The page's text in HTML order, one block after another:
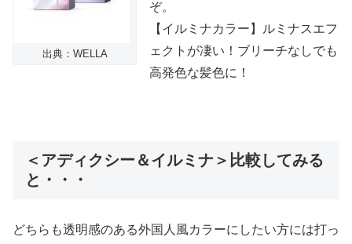
出典：WELLA
ぞ。
【イルミナカラー】ルミナスエフ
ェクトが凄い！ブリーチなしでも
高発色な髪色に！
＜アディクシー＆イルミナ＞比較してみる
と・・・
どちらも透明感のある外国人風カラーにしたい方には打っ